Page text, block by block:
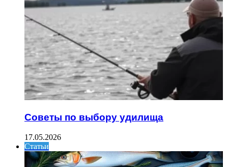
Советы по выбору удилища
17.05.2026
Статьи